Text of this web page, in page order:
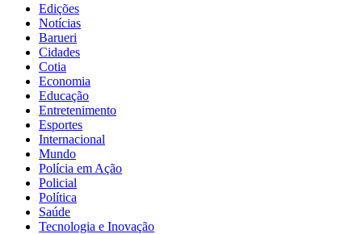
Edições
Notícias
Barueri
Cidades
Cotia
Economia
Educação
Entretenimento
Esportes
Internacional
Mundo
Polícia em Ação
Policial
Política
Saúde
Tecnologia e Inovação